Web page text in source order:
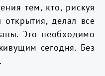
тем, кто, рискуя
делал все
Это необходимо
сегодня. Без